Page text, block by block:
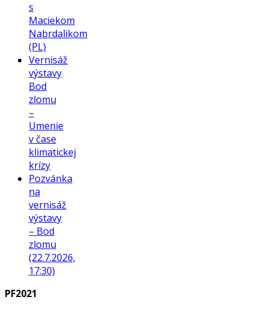
s
Maciekom
Nabrdalikom
(PL)
Vernisáž
výstavy
Bod
zlomu
–
Umenie
v čase
klimatickej
krízy
Pozvánka
na
vernisáž
výstavy
– Bod
zlomu
(22.7.2026,
17:30)
PF2021